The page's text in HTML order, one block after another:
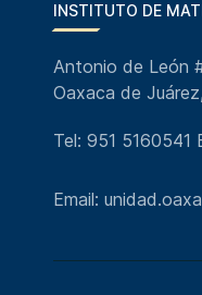
INSTITUTO DE
Antonio de León
Oaxaca de
Tel: 951 5160541
Email: